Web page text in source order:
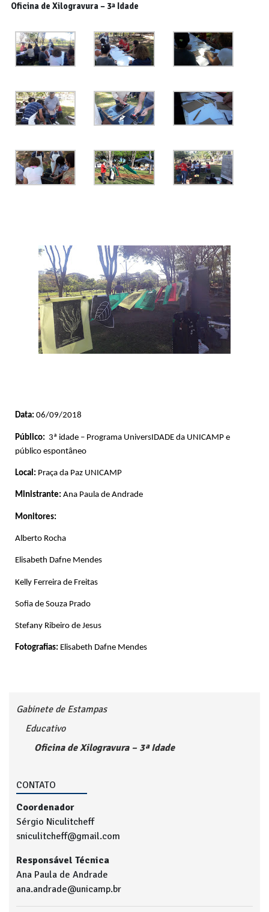
Oficina de Xilogravura – 3ª Idade
Data: 06/09/2018
Público: 3ª idade – Programa UniversIDADE da UNICAMP e
público espontâneo
Local: Praça da Paz UNICAMP
Ministrante: Ana Paula de Andrade
Monitores:
Alberto Rocha
Elisabeth Dafne Mendes
Kelly Ferreira de Freitas
Sofia de Souza Prado
Stefany Ribeiro de Jesus
Fotografias: Elisabeth Dafne Mendes
Gabinete de Estampas
Educativo
Oficina de Xilogravura – 3ª Idade
CONTATO
Coordenador
Sérgio Niculitcheff
sniculitcheff@gmail.com
Responsável Técnica
Ana Paula de Andrade
ana.andrade@unicamp.br